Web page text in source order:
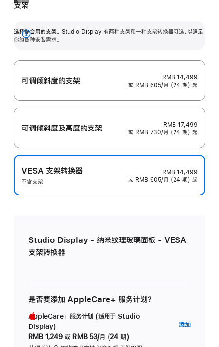
支架
选择你合用的支架。 Studio Display 有两种支架和一种支架转换器可选，以满足
你的各种安装需求。
展
可调倾斜度的支架
RMB 14,499
或 RMB 605/月 (24 期) 起
可调倾斜度及高‍度的支‍架
RMB 17,499
或 RMB 730/月 (24 期) 起
VESA 支架转换器
不含支架
RMB 14,499
或 RMB 605/月 (24 期) 起
Studio Display - 纳米纹理玻璃面板 - VESA
支架转换器
是否要添加 AppleCare+ 服务计划？
AppleCare+ 服务计划 (适用于 Studio
Display)
RMB 1,249 或 RMB 53/月 (24 期)
添加